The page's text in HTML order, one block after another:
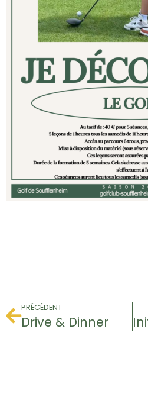
PRÉCÉDENT
Drive & Dinner